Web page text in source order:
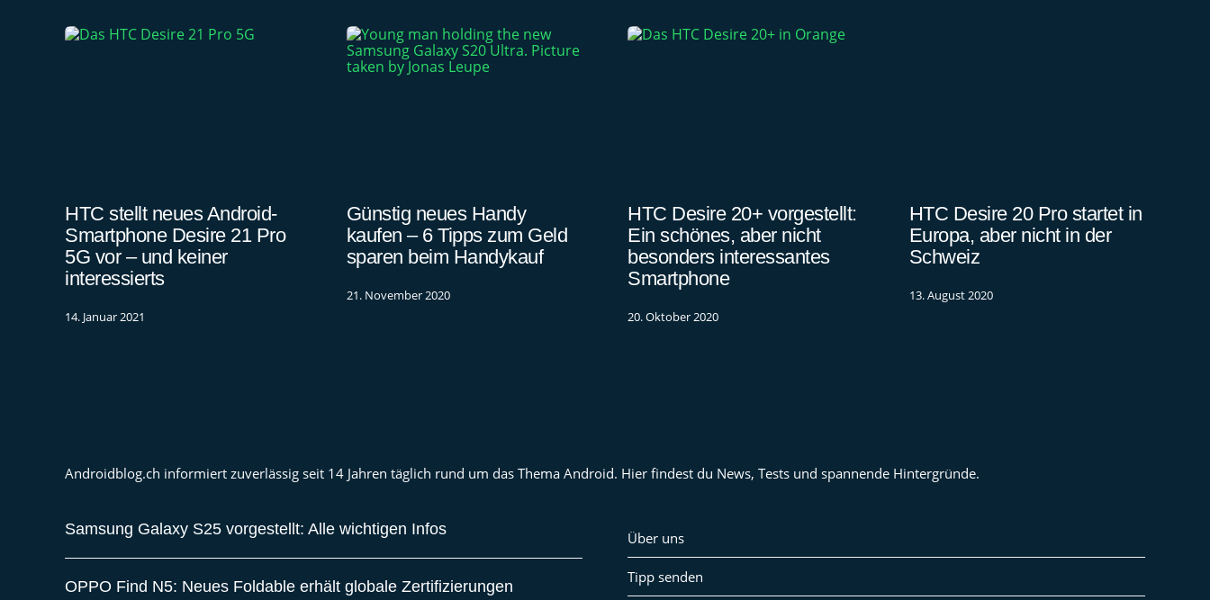
HTC stellt neues Android-
Smartphone Desire 21 Pro
5G vor – und keiner
interessierts
14. Januar 2021
Günstig neues Handy
kaufen – 6 Tipps zum Geld
sparen beim Handykauf
21. November 2020
HTC Desire 20+ vorgestellt:
Ein schönes, aber nicht
besonders interessantes
Smartphone
20. Oktober 2020
HTC Desire 20 Pro startet in
Europa, aber nicht in der
Schweiz
13. August 2020
Androidblog.ch informiert zuverlässig seit 14 Jahren täglich rund um das Thema Android. Hier findest du News, Tests und spannende Hintergründe.
Samsung Galaxy S25 vorgestellt: Alle wichtigen Infos
OPPO Find N5: Neues Foldable erhält globale Zertifizierungen
Über uns
Tipp senden